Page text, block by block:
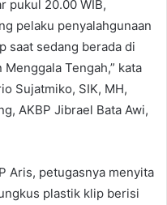
pukul 20.00 WIB,
pelaku penyalahgunaan
saat sedang berada di
Tengah,” kata
Sujatmiko, SIK, MH,
AKBP Jibrael Bata Awi,
Aris, petugasnya menyita
plastik klip berisi